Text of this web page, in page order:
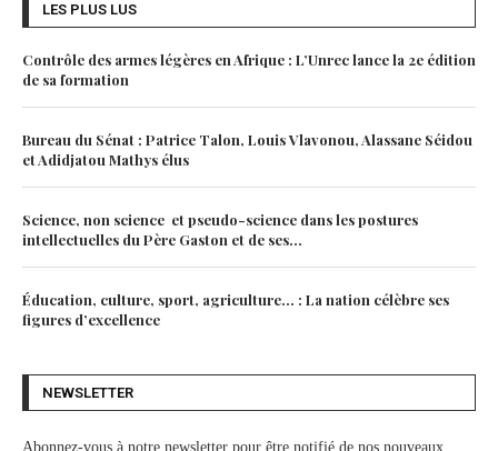
LES PLUS LUS
Contrôle des armes légères en Afrique : L’Unrec lance la 2e édition
de sa formation
Bureau du Sénat : Patrice Talon, Louis Vlavonou, Alassane Séidou
et Adidjatou Mathys élus
Science, non science et pseudo-science dans les postures
intellectuelles du Père Gaston et de ses...
Éducation, culture, sport, agriculture… : La nation célèbre ses
figures d’excellence
NEWSLETTER
Abonnez-vous à notre newsletter pour être notifié de nos nouveaux